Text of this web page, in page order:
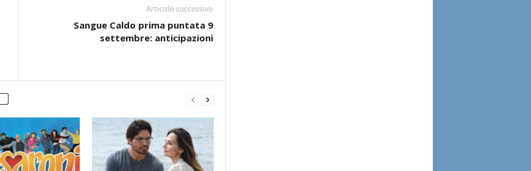
Articolo successivo
Sangue Caldo prima puntata 9
settembre: anticipazioni